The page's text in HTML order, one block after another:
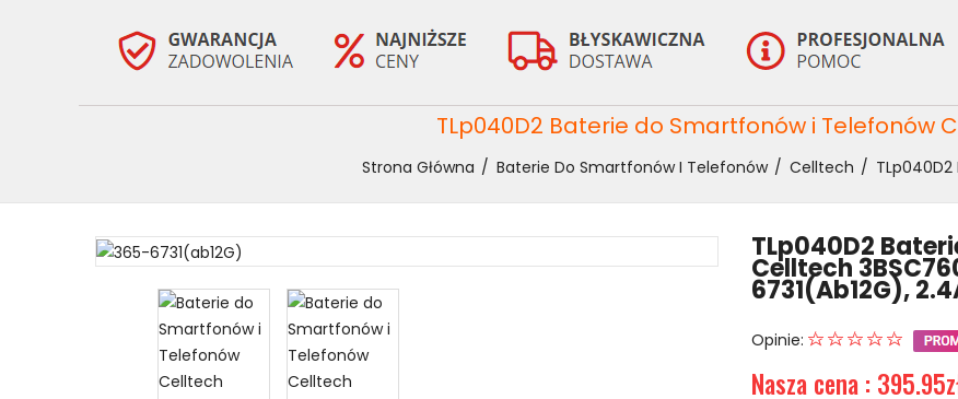
TLp040D2 Baterie do Smartfonów i Telefonów
Strona Główna Baterie Do Smartfonów I Telefonów Celltech
TLp040D2
Celltech
6731(ab12G),
Opinie:
Nasza cena :